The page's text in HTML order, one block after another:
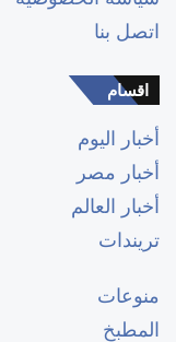
اتصل بنا
اقسام
أخبار اليوم
أخبار مصر
أخبار العالم
تريندات
منوعات
المطبخ